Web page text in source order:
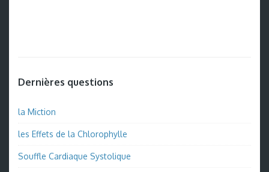
Dernières questions
la Miction
les Effets de la Chlorophylle
Souffle Cardiaque Systolique